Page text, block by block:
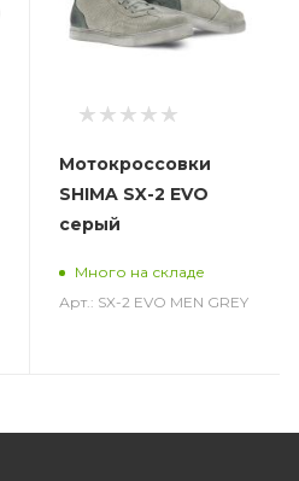
Мотокроссовки
SHIMA SX-2 EVO
серый
Много на складе
Арт.: SX-2 EVO MEN GREY